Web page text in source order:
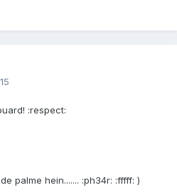
:respect:
palme hein....... :ph34r: :fffff: )